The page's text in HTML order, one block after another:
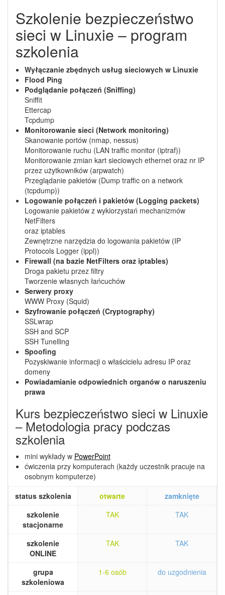
Szkolenie bezpieczeństwo
sieci w Linuxie – program
szkolenia
Wyłączanie zbędnych usług sieciowych w Linuxie
Flood Ping
Podglądanie połączeń (Sniffing)
Sniffit
Ettercap
Tcpdump
Monitorowanie sieci (Network monitoring)
Skanowanie portów (nmap, nessus)
Monitorowanie ruchu (LAN traffic monitor (iptraf))
Monitorowanie zmian kart sieciowych ethernet oraz nr IP
przez użytkowników (arpwatch)
Przeglądanie pakietów (Dump traffic on a network
(tcpdump))
Logowanie połączeń i pakietów (Logging packets)
Logowanie pakietów z wykiorzystań mechanizmów
NetFilters
oraz iptables
Zewnętrzne narzędzia do logowania pakietów (IP
Protocols Logger (ippl))
Firewall (na bazie NetFilters oraz iptables)
Droga pakietu przez filtry
Tworzenie własnych łańcuchów
Serwery proxy
WWW Proxy (Squid)
Szyfrowanie połączeń (Cryptography)
SSLwrap
SSH and SCP
SSH Tunelling
Spoofing
Pozyskiwanie informacji o właścicielu adresu IP oraz
domeny
Powiadamianie odpowiednich organów o naruszeniu
prawa
Kurs bezpieczeństwo sieci w Linuxie
– Metodologia pracy podczas
szkolenia
mini wykłady w PowerPoint
ćwiczenia przy komputerach (każdy uczestnik pracuje na
osobnym komputerze)
status szkolenia
otwarte
zamknięte
szkolenie
stacjonarne
TAK TAK
szkolenie
ONLINE
TAK TAK
grupa
szkoleniowa
1-6 osób do uzgodnienia